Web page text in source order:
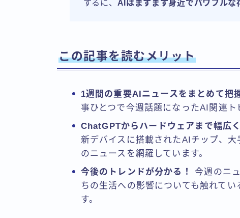
するに、 AIはますます身近でパワフルな
この記事を読むメリット
1週間の重要AIニュースをまとめて把
事ひとつで今週話題になったAI関連ト
ChatGPTからハードウェアまで幅広く
新デバイスに搭載されたAIチップ、
のニュースを網羅しています。
今後のトレンドが分かる！
今週のニ
ちの生活への影響についても触れて
す。